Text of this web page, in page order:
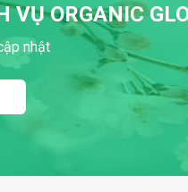
VỤ ORGANIC
nhật